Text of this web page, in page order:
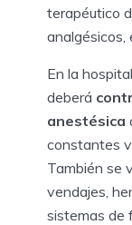
terapéutico
analgésicos,
En la
deberá
anestésica
constantes
También se
vendajes,
sistemas de